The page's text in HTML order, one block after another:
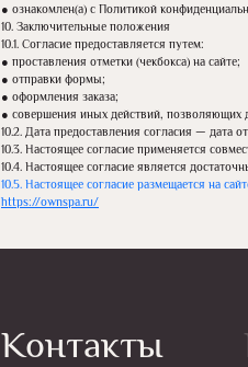
● ознакомлен(а) с Политикой
10. Заключительные положения
10.1. Согласие предоставляется путем:
● проставления отметки (чекбокса) на сайте;
● отправки формы;
● оформления заказа;
● совершения иных действий, позволяющих
10.2. Дата предоставления согласия — дата
10.3. Настоящее согласие применяется
10.4. Настоящее согласие является
10.5. Настоящее согласие размещается на
https://ownspa.ru/
Контакты